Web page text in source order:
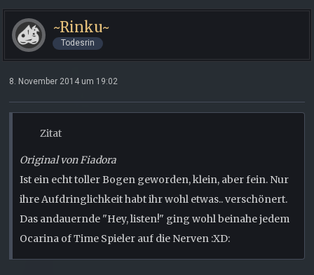
~Rinku~
Todesrin
8. November 2014 um 19:02
Zitat
Original von Fiadora
Ist ein echt toller Bogen geworden, klein, aber fein. Nur
ihre Aufdringlichkeit habt ihr wohl etwas.. verschönert.
Das andauernde "Hey, listen!" ging wohl beinahe jedem
Ocarina of Time Spieler auf die Nerven :XD: